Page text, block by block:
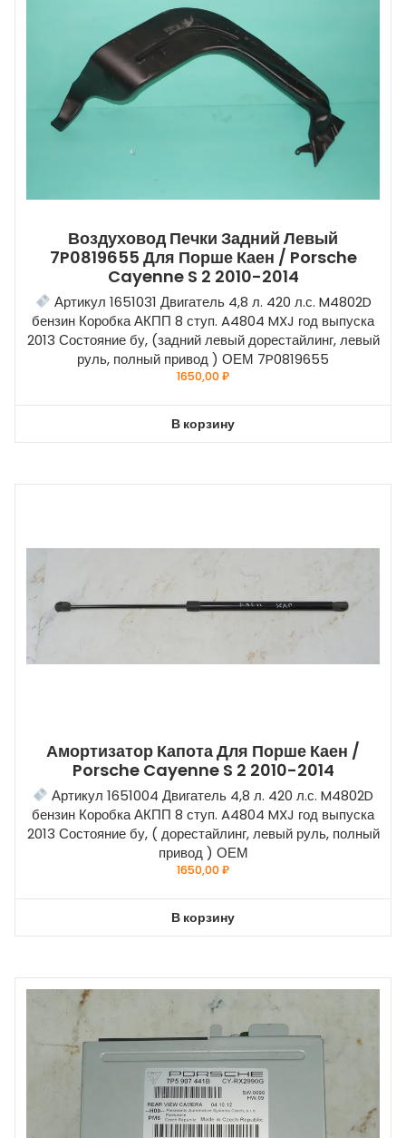
Воздуховод Печки Задний Левый
7P0819655 Для Порше Каен / Porsche
Cayenne S 2 2010-2014
Артикул 1651031 Двигатель 4,8 л. 420 л.с. M4802D
бензин Коробка АКПП 8 ступ. A4804 MXJ год выпуска
2013 Состояние бу, (задний левый дорестайлинг, левый
руль, полный привод ) ОЕМ 7P0819655
1650,00₽
В корзину
Амортизатор Капота Для Порше Каен /
Porsche Cayenne S 2 2010-2014
Артикул 1651004 Двигатель 4,8 л. 420 л.с. M4802D
бензин Коробка АКПП 8 ступ. A4804 MXJ год выпуска
2013 Состояние бу, ( дорестайлинг, левый руль, полный
привод ) ОЕМ
1650,00₽
В корзину